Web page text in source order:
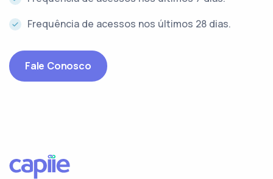
Frequência de acessos nos últimos 28 dias.
Fale Conosco